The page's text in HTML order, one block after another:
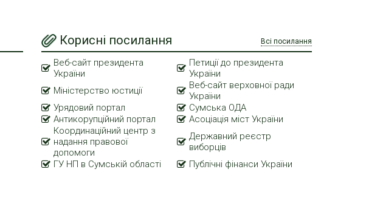
Корисні посилання Всі посилання
Веб-сайт президента
України
Петиції до президента
України
Міністерство юстиції
Веб-сайт верховної ради
України
Урядовий портал
Сумська ОДА
Антикорупційний портал
Асоціація міст України
Координаційний центр з
надання правової
допомоги
Державний реєстр
виборців
ГУ НП в Сумській області
Публічні фінанси України